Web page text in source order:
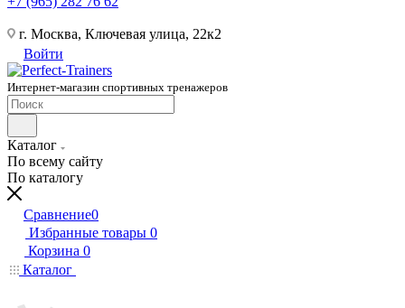
г. Москва, Ключевая улица, 22к2
Войти
Интернет-магазин спортивных тренажеров
Каталог
По всему сайту
По каталогу
Сравнение0
Избранные товары 0
Корзина 0
Каталог